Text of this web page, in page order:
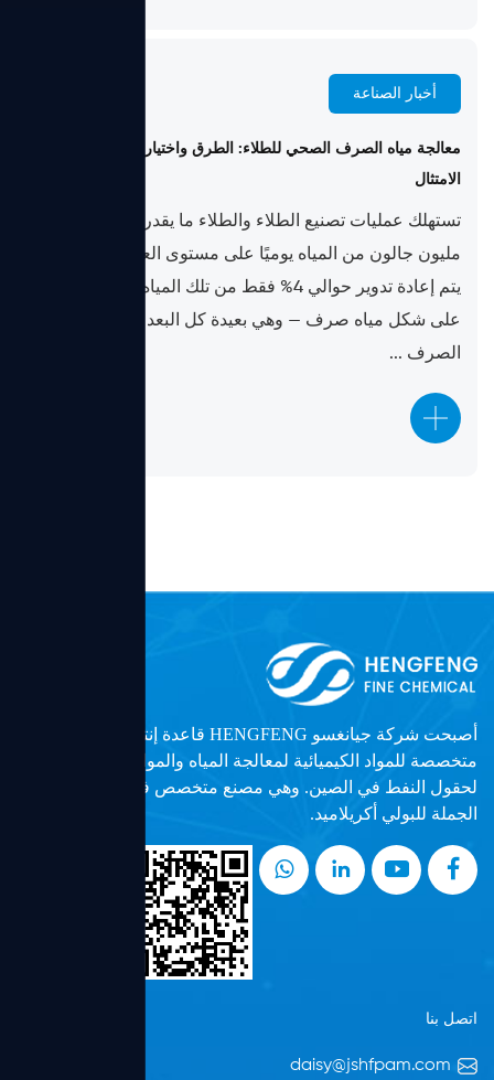
أخبار الصناعة
الامتثال
مليون جالون من المياه يوميًا على مستوى العالم، ومع ذلك
يتم إعادة تدوير حوالي 4% فقط من تلك المياه. وينتهي الباقي
على شكل مياه صرف — وهي بعيدة كل البعد عن مياه
الصرف ...
أصبحت شركة جيانغسو HENGFENG قاعدة إنتاج وبحث وتطوير
متخصصة للمواد الكيميائية لمعالجة المياه والمواد الكيميائية
لحقول النفط في الصين. وهي مصنع متخصص في تصنيع وتجارة
الجملة للبولي أكريلاميد.
اتصل بنا
daisy@jshfpam.com